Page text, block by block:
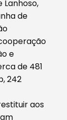
Lanhoso,
de
e
de 481
242
aos